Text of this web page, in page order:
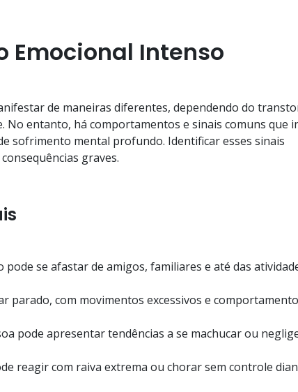
Emocional Intenso
de maneiras diferentes, dependendo do
No entanto, há comportamentos e sinais comuns que
sofrimento mental profundo. Identificar esses sinais
graves.
pode se afastar de amigos, familiares e até das
parado, com movimentos excessivos e comportamento
pode apresentar tendências a se machucar ou
reagir com raiva extrema ou chorar sem controle